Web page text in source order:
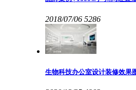
2018/07/06 5286
生物科技办公室设计装修效果